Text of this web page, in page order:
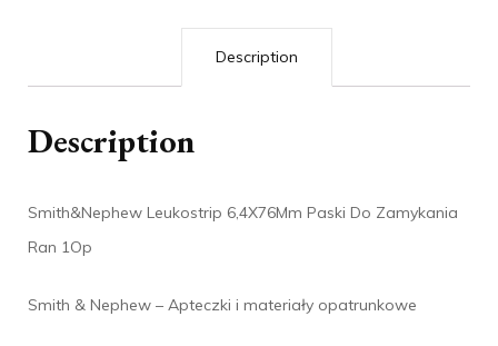
Description
Description
Smith&Nephew Leukostrip 6,4X76Mm Paski Do Zamykania
Ran 1Op
Smith & Nephew – Apteczki i materiały opatrunkowe